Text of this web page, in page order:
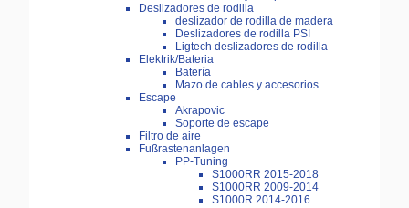
Deslizadores de rodilla
deslizador de rodilla de madera
Deslizadores de rodilla PSI
Ligtech deslizadores de rodilla
Elektrik/Bateria
Batería
Mazo de cables y accesorios
Escape
Akrapovic
Soporte de escape
Filtro de aire
Fußrastenanlagen
PP-Tuning
S1000RR 2015-2018
S1000RR 2009-2014
S1000R 2014-2016